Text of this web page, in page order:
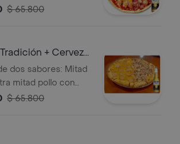
de 355 ml.
$ 65.800
+ Cerveza
dos sabores: Mitad
mitad pollo con
de cerveza:
$ 65.800